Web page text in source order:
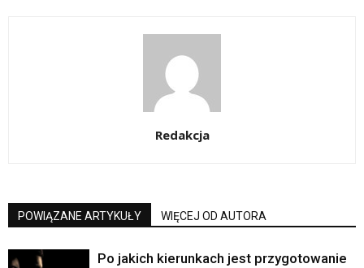
Redakcja
POWIĄZANE ARTYKUŁY WIĘCEJ OD AUTORA
Po jakich kierunkach jest przygotowanie